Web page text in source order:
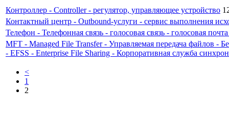
Контроллер - Controller - регулятор, управляющее устройство
Контактный центр - Outbound-услуги - сервис выполнения
Телефон - Телефонная связь - голосовая связь - голосовая
MFT - Managed File Transfer - Управляемая передача файлов
- EFSS - Enterprise File Sharing - Корпоративная служба
<
1
2